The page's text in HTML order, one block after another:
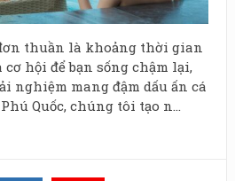
thuần là khoảng thời gian
hội để bạn sống chậm lại,
nghiệm mang đậm dấu ấn cá
Quốc, chúng tôi tạo n...